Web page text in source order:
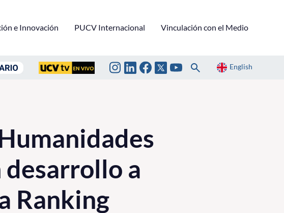
e Innovación PUCV Internacional Vinculación con el Medio
English
desarrollo a
Ranking